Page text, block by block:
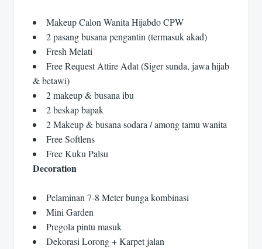
Makeup Calon Wanita Hijabdo CPW
2 pasang busana pengantin (termasuk akad)
Fresh Melati
Free Request Attire Adat (Siger sunda, jawa hijab
& betawi)
2 makeup & busana ibu
2 beskap bapak
2 Makeup & busana sodara / among tamu wanita
Free Softlens
Free Kuku Palsu
Decoration
Pelaminan 7-8 Meter bunga kombinasi
Mini Garden
Pregola pintu masuk
Dekorasi Lorong + Karpet jalan